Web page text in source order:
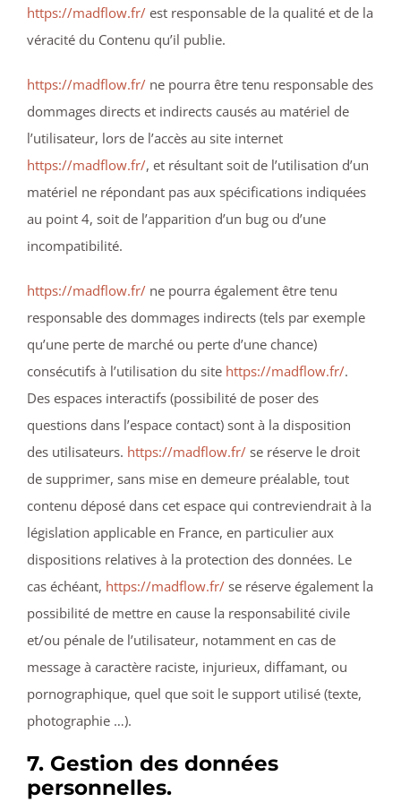
https://madflow.fr/est responsable de la qualité et de la
véracité du Contenu qu’il publie.
https://madflow.fr/ne pourra être tenu responsable des
dommages directs et indirects causés au matériel de
l’utilisateur, lors de l’accès au site internet
https://madflow.fr/, et résultant soit de l’utilisation d’un
matériel ne répondant pas aux spécifications indiquées
au point 4, soit de l’apparition d’un bug ou d’une
incompatibilité.
https://madflow.fr/ne pourra également être tenu
responsable des dommages indirects (tels par exemple
qu’une perte de marché ou perte d’une chance)
consécutifs à l’utilisation du site https://madflow.fr/.
Des espaces interactifs (possibilité de poser des
questions dans l’espace contact) sont à la disposition
des utilisateurs. https://madflow.fr/se réserve le droit
de supprimer, sans mise en demeure préalable, tout
contenu déposé dans cet espace qui contreviendrait à la
législation applicable en France, en particulier aux
dispositions relatives à la protection des données. Le
cas échéant, https://madflow.fr/se réserve également la
possibilité de mettre en cause la responsabilité civile
et/ou pénale de l’utilisateur, notamment en cas de
message à caractère raciste, injurieux, diffamant, ou
pornographique, quel que soit le support utilisé (texte,
photographie …).
7. Gestion des données
personnelles.